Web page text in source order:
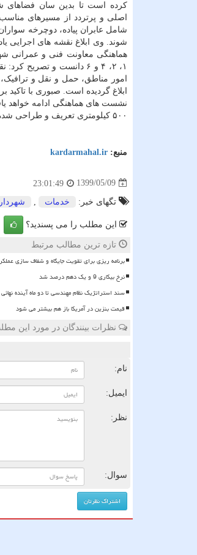
کرده است تا بدین سان فضاهای
اصلی و پرتردد از مسیرهای
شامل عابران پیاده، دوچرخه
شوند. وی ابلاغ نقشه های اجرایی
هماهنگی معاونت فنی و عمرانی
۱، ۲، ۴ و ۶ دانست و
امور مناطق، حمل و نقل و ترافیک،
ابلاغ گردیده است. صبوری با
نشست های هماهنگی ادامه خواهد
۵۰۰ کیلومتری تعریف و طراحی شده است و بدین جهت نقشه ها و نشانی های پیشنهادی سایر مناطق نیز متعاقباً ابلاغ می شود.
منبع: kardarmahal.ir
1399/05/09
23:01:49
تگهای خبر: خدمات
این مطلب را می پسندید؟
تازه ترین مطالب مرتبط
برنامه ریزی برای تقویت جایگاه و شفاف سازی
نرخ بیکاری 9 و یک دهم درصد شد
سند استراتژیک نظام مهندسی تا دو ماه آینده
قیمت بنزین در آمریکا باز هم بیشتر می شود
نظرات بینندگان در مورد این
نام:
ایمیل:
نظر:
سوال: